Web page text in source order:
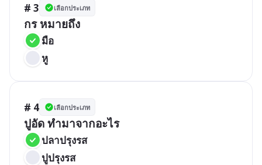
# 3 เลือกประเภท
กร หมายถึง
มือ
หู
# 4 เลือกประเภท
ปูอัด ทำมาจากอะไร
ปลาปรุงรส
ปูปรุงรส